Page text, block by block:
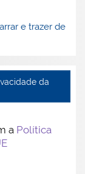
e trazer de
da
a Política